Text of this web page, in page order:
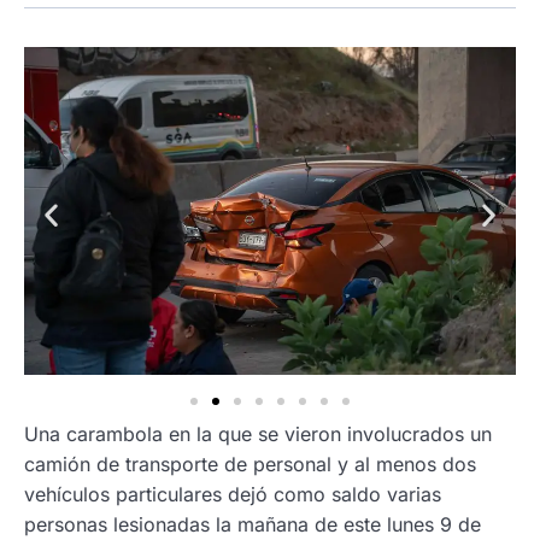
Una carambola en la que se vieron involucrados un
camión de transporte de personal y al menos dos
vehículos particulares dejó como saldo varias
personas lesionadas la mañana de este lunes 9 de